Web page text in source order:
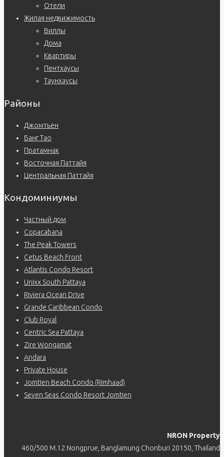
Отели
Жилая недвижимость
Виллы
Дома
Квартиры
Пентхаусы
Таунхаусы
Районы
Джомтьен
Банг Тао
Пратамнак
Восточная Паттайя
Центральная Паттайя
Кондоминиумы
Частный дом
Copacabana
The Peak Towers
Cetus Beach Front
Atlantis Condo Resort
Unixx South Pattaya
Riviera Ocean Drive
Grande Caribbean Condo
Club Royal
Centric Sea Pattaya
Zire Wongamat
Andara
Private House
Jomtien Beach Condo (Rimhaad)
Seven Seas Condo Resort Jomtien
NRON Property
460/500 M.12 Nongprue, Banglamung Chonburi 20150, Thailand